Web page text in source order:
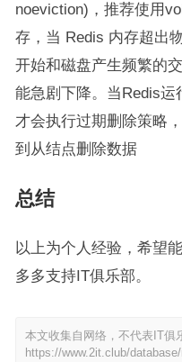
noeviction)，推荐使用
存，当 Redis 内存超出
开始和磁盘产生频繁的
能急剧下降。当Redis运
才会执行过期删除策略
到从结点删除数据
总结
以上为个人经验，希望
多多支持IT俱乐部。
本文收集自网络，不代表IT俱
https://www.2it.club/